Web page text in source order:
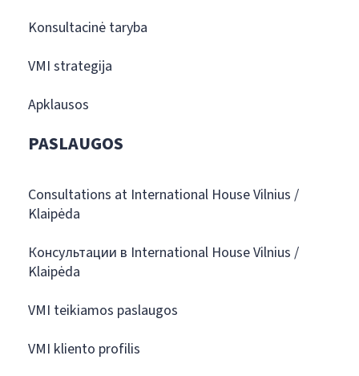
Konsultacinė taryba
VMI strategija
Apklausos
PASLAUGOS
Consultations at International House Vilnius /
Klaipėda
Консультации в International House Vilnius /
Klaipėda
VMI teikiamos paslaugos
VMI kliento profilis